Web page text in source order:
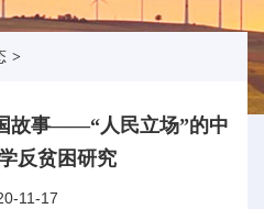
>
故事——“人民立场”的中
反贫困研究
11-17